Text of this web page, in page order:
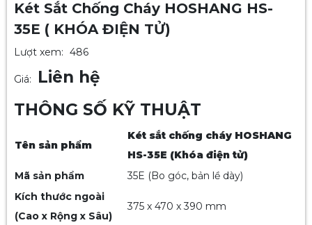
Két Sắt Chống Cháy HOSHANG HS-
35E ( KHÓA ĐIỆN TỬ)
Lượt xem: 486
Giá: Liên hệ
THÔNG SỐ KỸ THUẬT
Tên sản phẩm
Két sắt chống cháy HOSHANG
HS-35E (Khóa điện tử)
Mã sản phẩm
35E (Bo góc, bản lề dày)
Kích thước ngoài
(Cao x Rộng x Sâu)
375 x 470 x 390 mm